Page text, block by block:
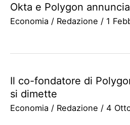
Okta e Polygon
Economia / Redazione / 1
Il co-fondatore di
si dimette
Economia / Redazione / 4